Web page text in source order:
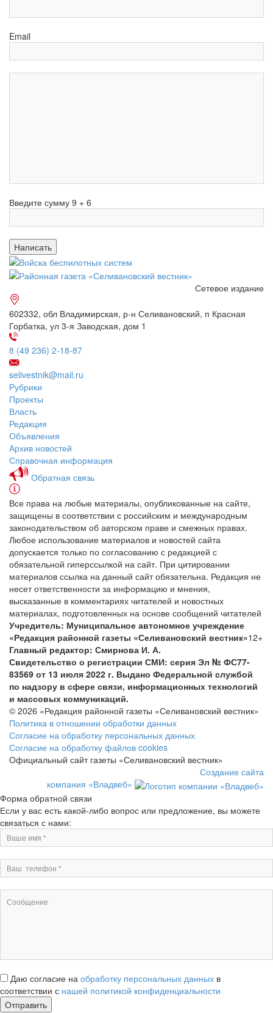
Email
Введите сумму 9 + 6
Сетевое издание
602332, обл Владимирская, р-н Селивановский, п Красная
Горбатка, ул 3-я Заводская, дом 1
8 (49 236) 2-18-87
selivestnik@mail.ru
Рубрики
Проекты
Власть
Редакция
Объявления
Архив новостей
Справочная информация
Обратная связь
Все права на любые материалы, опубликованные на сайте,
защищены в соответствии с российским и международным
законодательством об авторском праве и смежных правах.
Любое использование материалов и новостей сайта
допускается только по согласованию с редакцией с
обязательной гиперссылкой на сайт. При цитировании
материалов ссылка на данный сайт обязательна. Редакция не
несет ответственности за информацию и мнения,
высказанные в комментариях читателей и новостных
материалах, подготовленных на основе сообщений читателей
Учредитель: Муниципальное автономное учреждение
«Редакция районной газеты «Селивановский вестник»12+
Главный редактор: Смирнова И. А.
Свидетельство о регистрации СМИ: серия Эл № ФС77-
83569 от 13 июля 2022 г. Выдано Федеральной службой
по надзору в сфере связи, информационных технологий
и массовых коммуникаций.
© 2026 «Редакция районной газеты «Селивановский вестник»
Политика в отношении обработки данных
Согласие на обработку персональных данных
Согласие на обработку файлов cookies
Официальный сайт газеты «Селивановский вестник»
Создание сайта
компания «Владвеб»
Форма обратной связи
Если у вас есть какой-либо вопрос или предложение, вы можете
связаться с нами:
Даю согласие на обработку персональных данных в
соответствии с нашей политикой конфиденциальности